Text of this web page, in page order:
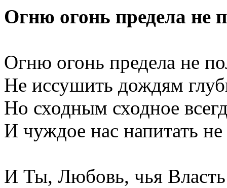
Огню огонь предела не
Огню огонь предела не
Не иссушить дождям
Но сходным сходное
И чуждое нас напитать
И Ты, Любовь, чья Власть